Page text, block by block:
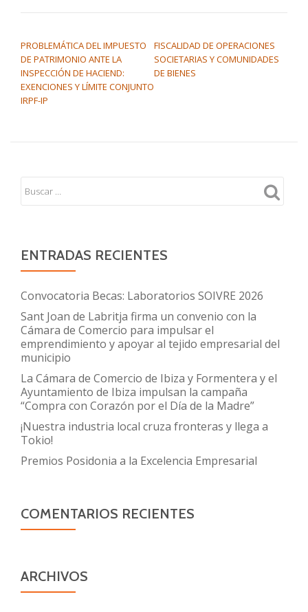
PROBLEMÁTICA DEL IMPUESTO
DE PATRIMONIO ANTE LA
INSPECCIÓN DE HACIEND:
EXENCIONES Y LÍMITE CONJUNTO
IRPF-IP
FISCALIDAD DE OPERACIONES
SOCIETARIAS Y COMUNIDADES
DE BIENES
ENTRADAS RECIENTES
Convocatoria Becas: Laboratorios SOIVRE 2026
Sant Joan de Labritja firma un convenio con la
Cámara de Comercio para impulsar el
emprendimiento y apoyar al tejido empresarial del
municipio
La Cámara de Comercio de Ibiza y Formentera y el
Ayuntamiento de Ibiza impulsan la campaña
“Compra con Corazón por el Día de la Madre”
¡Nuestra industria local cruza fronteras y llega a
Tokio!
Premios Posidonia a la Excelencia Empresarial
COMENTARIOS RECIENTES
ARCHIVOS